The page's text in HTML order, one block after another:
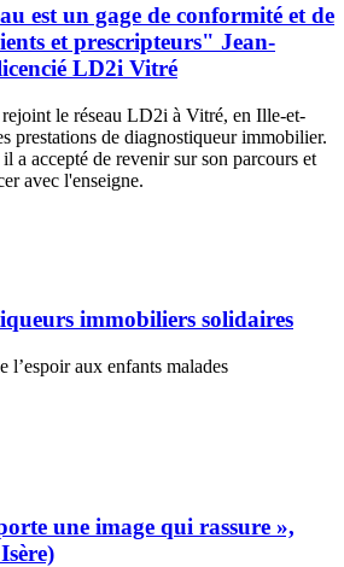
est un gage de conformité et de
et prescripteurs" Jean-
LD2i Vitré
le réseau LD2i à Vitré, en Ille-et-
prestations de diagnostiqueur immobilier.
a accepté de revenir sur son parcours et
avec l'enseigne.
immobiliers solidaires
l’espoir aux enfants malades
une image qui rassure »,